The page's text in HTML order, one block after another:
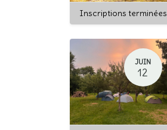
Inscriptions terminées
JUIN
12